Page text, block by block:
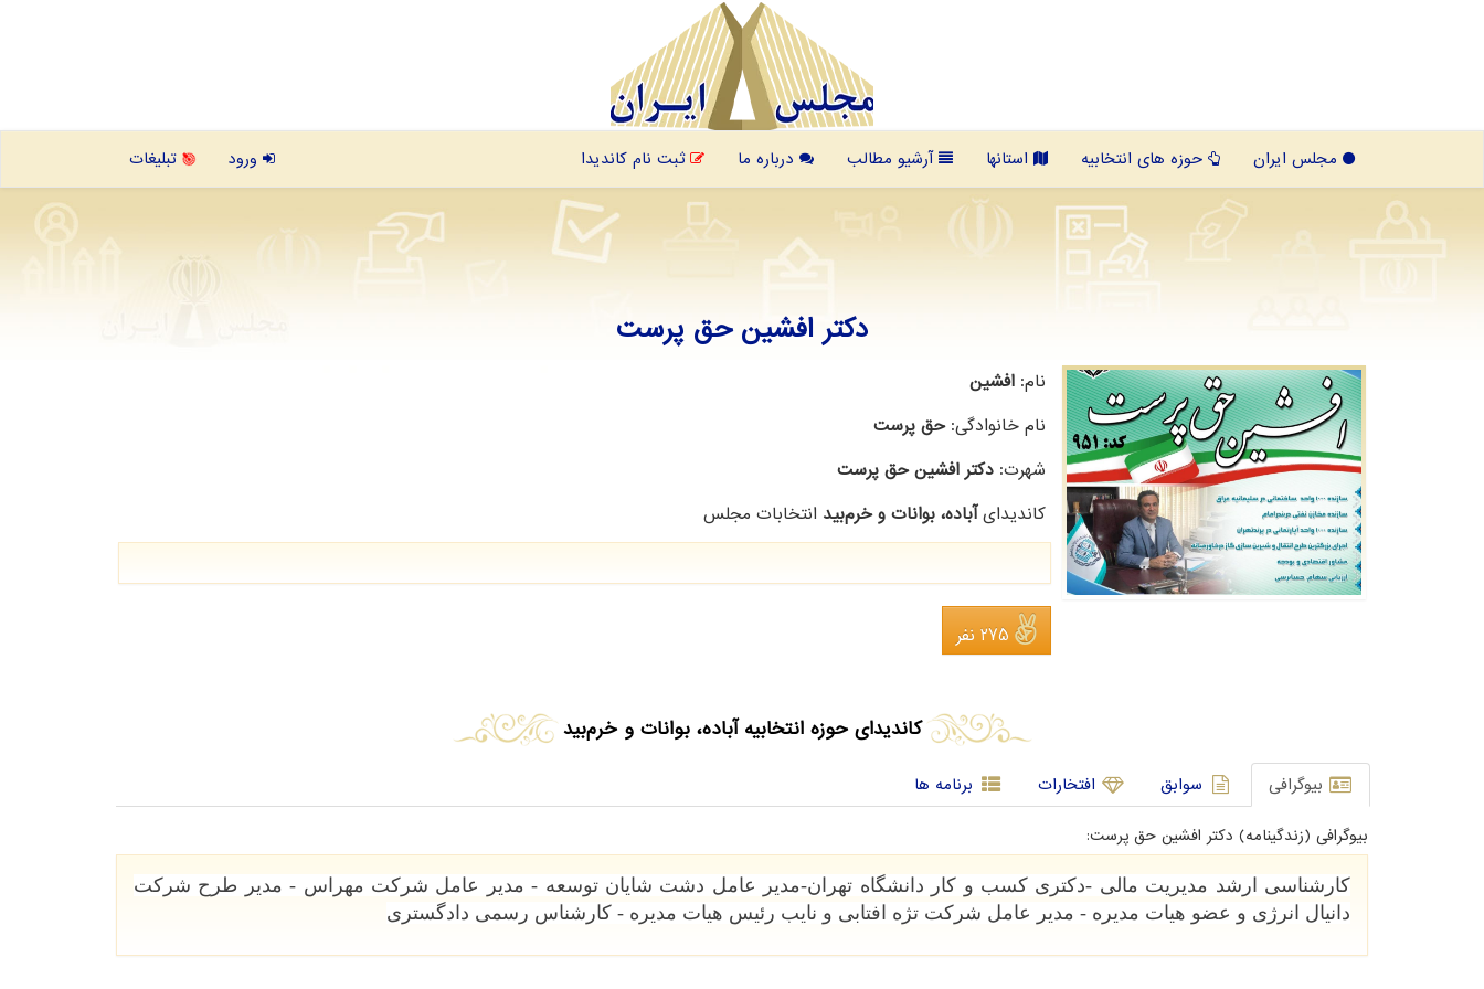
مجلس ایران حوزه های انتخابیه استانها آرشیو مطالب درباره ما ثبت نام کاندیدا ورود تبلیغات
دکتر افشین حق پرست
نام: افشین
نام خانوادگی:حق پرست
شهرت: دکتر افشین حق پرست
کاندیدایآباده، بوانات و خرم‌بید انتخابات مجلس
275 نفر
کاندیدای حوزه انتخابیه آباده، بوانات و خرم‌بید
بیوگرافی سوابق افتخارات برنامه ها
بیوگرافی (زندگینامه) دکتر افشین حق پرست:
کارشناسی ارشد مدیریت مالی -دکتری کسب و کار دانشگاه تهران-مدیر عامل دشت شایان توسعه - مدیر عامل شرکت مهراس - مدیر طرح شرکت
دانیال انرژی و عضو هیات مدیره - مدیر عامل شرکت تژه افتابی و نایب رئیس هیات مدیره - کارشناس رسمی دادگستری